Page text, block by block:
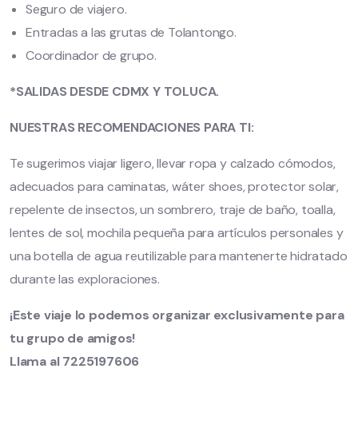
Seguro de viajero.
Entradas a las grutas de Tolantongo.
Coordinador de grupo.
*SALIDAS DESDE CDMX Y TOLUCA.
NUESTRAS RECOMENDACIONES PARA TI:
Te sugerimos viajar ligero, llevar ropa y calzado cómodos,
adecuados para caminatas, wáter shoes, protector solar,
repelente de insectos, un sombrero, traje de baño, toalla,
lentes de sol, mochila pequeña para artículos personales y
una botella de agua reutilizable para mantenerte hidratado
durante las exploraciones.
¡Este viaje lo podemos organizar exclusivamente para
tu grupo de amigos!
Llama al 7225197606